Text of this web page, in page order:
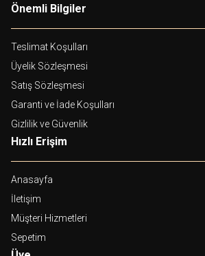
Önemli Bilgiler
Teslimat Koşulları
Üyelik Sözleşmesi
Satış Sözleşmesi
Garanti ve İade Koşulları
Gizlilik ve Güvenlik
Hızlı Erişim
Anasayfa
İletişim
Müşteri Hizmetleri
Sepetim